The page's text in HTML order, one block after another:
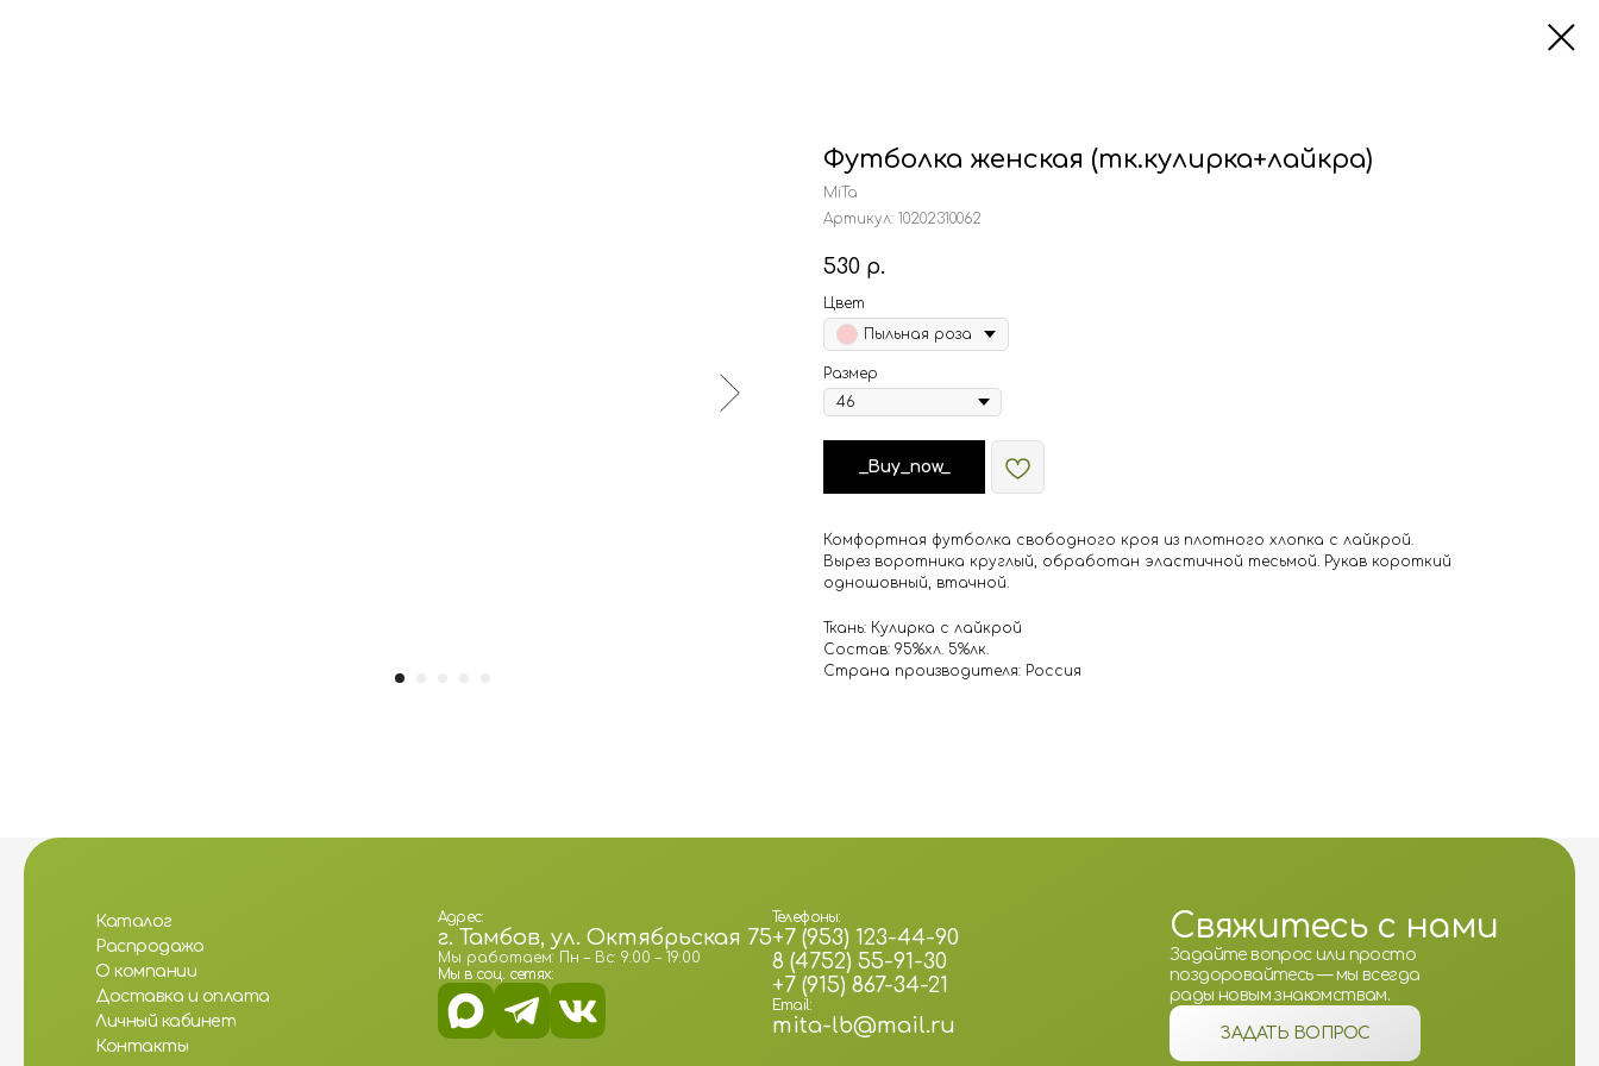
Футболка женская (тк.кулирка+лайкра)
MiTa
Артикул: 10202310062
530 р.
Цвет
Пыльная роза
Размер
_Buy_now_
Комфортная футболка свободного кроя из плотного хлопка с лайкрой.
Вырез воротника круглый, обработан эластичной тесьмой. Рукав короткий
одношовный, втачной.
Ткань: Кулирка с лайкрой
Состав: 95%хл. 5%лк.
Страна производителя: Россия
Каталог
Распродажа
О компании
Доставка и оплата
Личный кабинет
Контакты
Адрес:
г. Тамбов, ул. Октябрьская 75
Мы работаем: Пн – Вс: 9:00 – 19:00
Мы в соц. сетях:
Телефоны:
+7 (953) 123-44-90
8 (4752) 55-91-30
+7 (915) 867-34-21
Email:
mita-lb@mail.ru
Свяжитесь с нами
Задайте вопрос или просто
поздоровайтесь — мы всегда
рады новым знакомствам.
ЗАДАТЬ ВОПРОС